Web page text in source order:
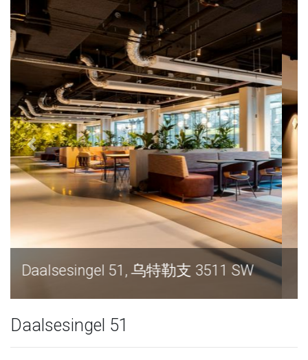
Daalsesingel 51, 乌特勒支 3511 SW
Daalsesingel 51